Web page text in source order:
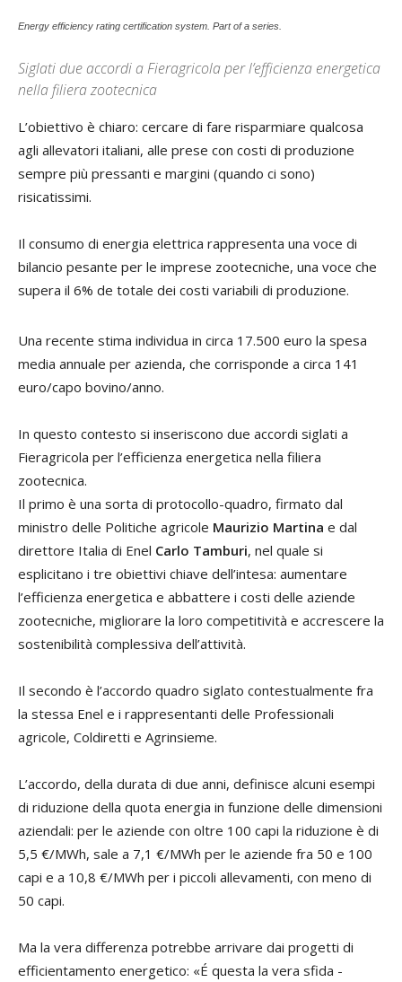
Energy efficiency rating certification system. Part of a series.
Siglati due accordi a Fieragricola per l’efficienza energetica
nella filiera zootecnica
L’obiettivo è chiaro: cercare di fare risparmiare qualcosa
agli allevatori italiani, alle prese con costi di produzione
sempre più pressanti e margini (quando ci sono)
risicatissimi.
Il consumo di energia elettrica rappresenta una voce di
bilancio pesante per le imprese zootecniche, una voce che
supera il 6% de totale dei costi variabili di produzione.
Una recente stima individua in circa 17.500 euro la spesa
media annuale per azienda, che corrisponde a circa 141
euro/capo bovino/anno.
In questo contesto si inseriscono due accordi siglati a
Fieragricola per l’efficienza energetica nella filiera
zootecnica.
Il primo è una sorta di protocollo-quadro, firmato dal
ministro delle Politiche agricole Maurizio Martina e dal
direttore Italia di Enel Carlo Tamburi, nel quale si
esplicitano i tre obiettivi chiave dell’intesa: aumentare
l’efficienza energetica e abbattere i costi delle aziende
zootecniche, migliorare la loro competitività e accrescere la
sostenibilità complessiva dell’attività.
Il secondo è l’accordo quadro siglato contestualmente fra
la stessa Enel e i rappresentanti delle Professionali
agricole, Coldiretti e Agrinsieme.
L’accordo, della durata di due anni, definisce alcuni esempi
di riduzione della quota energia in funzione delle dimensioni
aziendali: per le aziende con oltre 100 capi la riduzione è di
5,5 €/MWh, sale a 7,1 €/MWh per le aziende fra 50 e 100
capi e a 10,8 €/MWh per i piccoli allevamenti, con meno di
50 capi.
Ma la vera differenza potrebbe arrivare dai progetti di
efficientamento energetico: «É questa la vera sfida -